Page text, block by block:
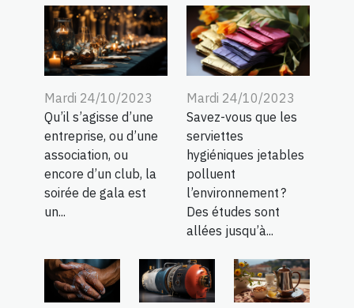
Mardi 24/10/2023
Qu’il s’agisse d’une
entreprise, ou d’une
association, ou
encore d’un club, la
soirée de gala est
un...
Mardi 24/10/2023
Savez-vous que les
serviettes
hygiéniques jetables
polluent
l’environnement ?
Des études sont
allées jusqu’à...